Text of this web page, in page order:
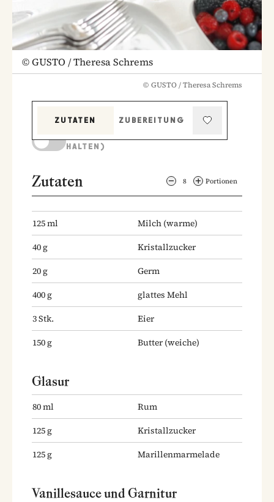
©GUSTO / Theresa Schrems
© GUSTO / Theresa Schrems
ZUTATEN
ZUBEREITUNG
HALTEN)
Zutaten 8 Portionen
125ml Milch (warme)
40g
Kristallzucker
20g
Germ
400g
glattes Mehl
3Stk.
Eier
150g Butter (weiche)
Glasur
80ml
Rum
125g
Kristallzucker
125g Marillenmarmelade
Vanillesauce und Garnitur